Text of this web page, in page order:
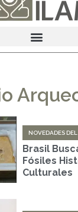
NOVEDADES
Brasil
Fósiles
Culturales